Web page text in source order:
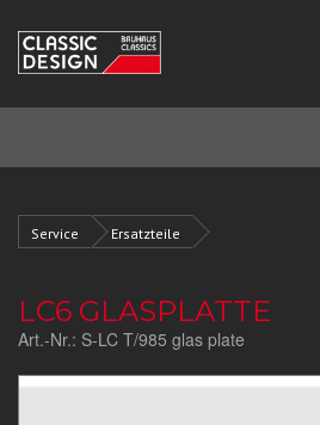
Service Ersatzteile
LC6 GLASPLATTE
Art.-Nr.: S-LC T/985 glas plate